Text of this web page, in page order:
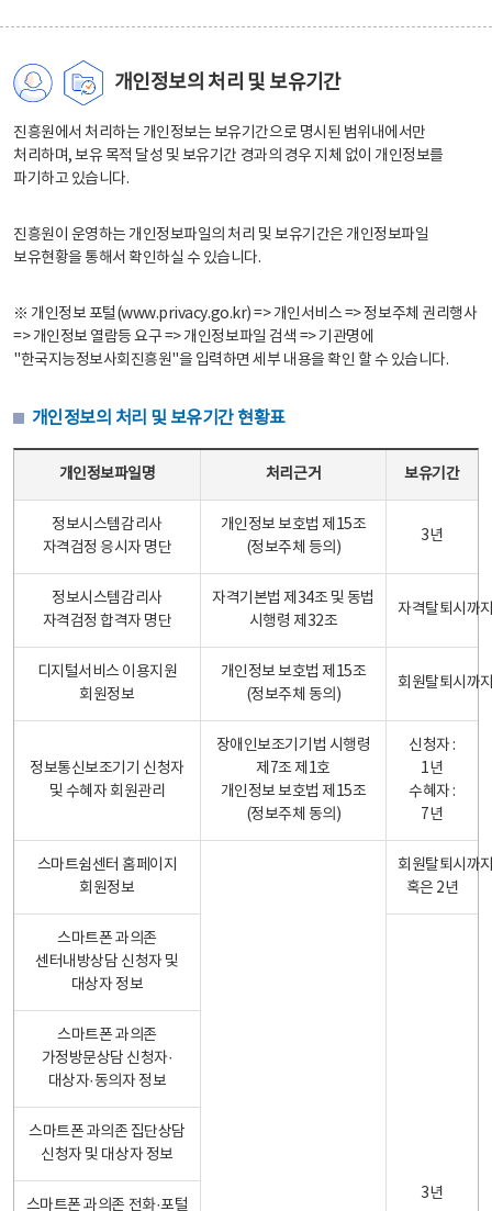
개인정보의 처리 및 보유기간
진흥원에서 처리하는 개인정보는 보유기간으로 명시된 범위내에서만
처리하며, 보유 목적 달성 및 보유기간 경과의 경우 지체 없이 개인정보를
파기하고 있습니다.
진흥원이 운영하는 개인정보파일의 처리 및 보유기간은 개인정보파일
보유현황을 통해서 확인하실 수 있습니다.
※ 개인정보 포털(www.privacy.go.kr) => 개인서비스 => 정보주체 권리행사
=> 개인정보 열람등 요구 => 개인정보파일 검색 => 기관명에
"한국지능정보사회진흥원"을 입력하면 세부 내용을 확인 할 수 있습니다.
개인정보의 처리 및 보유기간 현황표
개인정보파일명 처리근거 보유기간
정보시스템감리사
자격검정 응시자 명단
개인정보 보호법 제15조
(정보주체 등의)
3년
정보시스템감리사
자격검정 합격자 명단
자격기본법 제34조 및 동법
시행령 제32조
자격탈퇴시까
디지털서비스 이용지원
회원정보
개인정보 보호법 제15조
(정보주체 동의)
회원탈퇴시까
정보통신보조기기 신청자
및 수혜자 회원관리
장애인보조기기법 시행령
제7조 제1호
개인정보 보호법 제15조
(정보주체 동의)
신청자 :
1년
수혜자 :
7년
스마트쉼센터 홈페이지
회원정보
회원탈퇴시까
혹은 2년
스마트폰 과의존
센터내방상담 신청자 및
대상자 정보
3년
스마트폰 과의존
가정방문상담 신청자·
대상자·동의자 정보
스마트폰 과의존 집단상담
신청자 및 대상자 정보
스마트폰 과의존 전화·포털